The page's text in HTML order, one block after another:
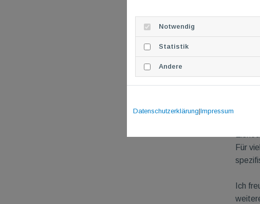
Durch
(AOS).
Seit
und
auch
Für
Ich
Notwendig
Statistik
Andere
Datenschutzerklärung|Impressum